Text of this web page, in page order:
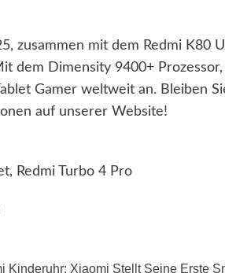
zusammen mit dem Redmi K80
dem Dimensity 9400+ Prozessor,
Gamer weltweit an. Bleiben
auf unserer Website!
Redmi Turbo 4 Pro
Kinderuhr: Xiaomi Stellt Seine Erste